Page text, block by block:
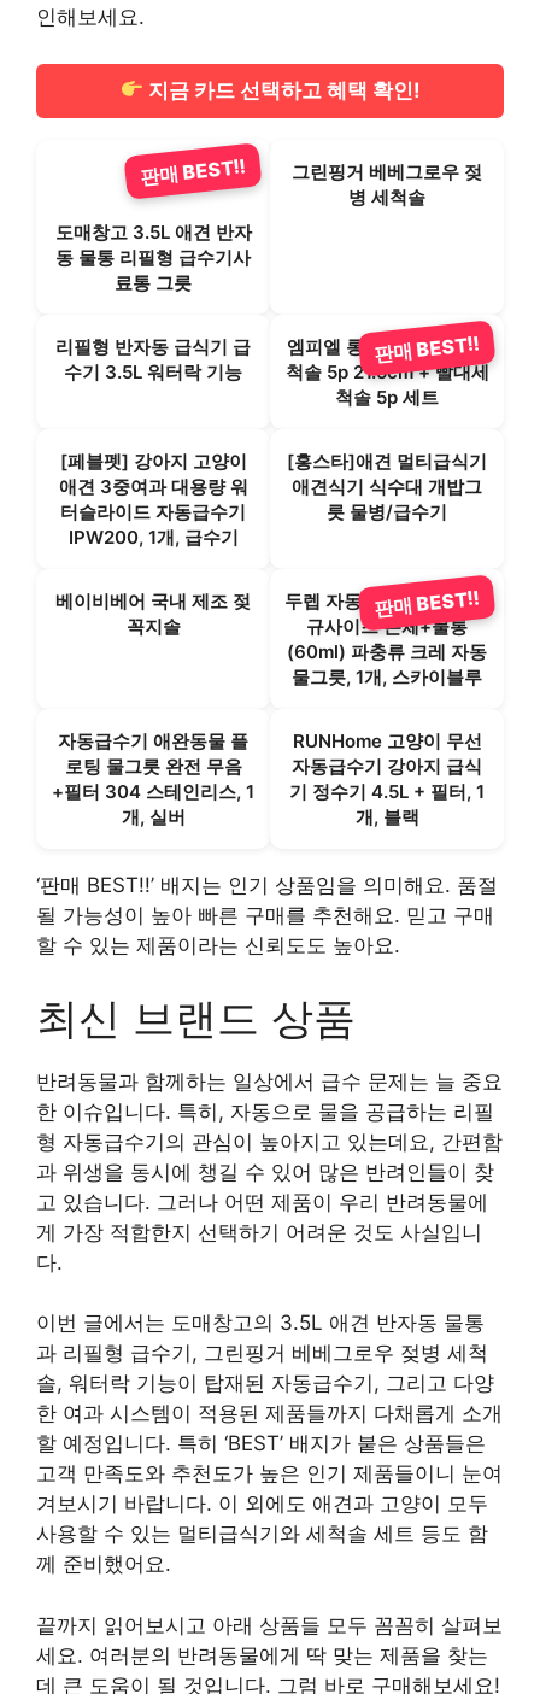
인해보세요.
지금 카드 선택하고 혜택 확인!
판매 BEST!!
도매창고 3.5L 애견 반자
동 물통 리필형 급수기사
료통 그릇
그린핑거 베베그로우 젖
병 세척솔
리필형 반자동 급식기 급
수기 3.5L 워터락 기능
엠피엘 롱 스폰지 젖병 세
척솔 5p 21.5cm + 빨대세
척솔 5p 세트
판매 BEST!!
[페블펫] 강아지 고양이
애견 3중여과 대용량 워
터슬라이드 자동급수기
IPW200, 1개, 급수기
[홍스타]애견 멀티급식기
애견식기 식수대 개밥그
릇 물병/급수기
베이비베어 국내 제조 젖
꼭지솔
두렙 자동급수기(대형) 신
규사이즈 본체+물통
(60ml) 파충류 크레 자동
물그릇, 1개, 스카이블루
판매 BEST!!
자동급수기 애완동물 플
로팅 물그릇 완전 무음
+필터 304 스테인리스, 1
개, 실버
RUNHome 고양이 무선
자동급수기 강아지 급식
기 정수기 4.5L + 필터, 1
개, 블랙
‘판매 BEST!!’ 배지는 인기 상품임을 의미해요. 품절
될 가능성이 높아 빠른 구매를 추천해요. 믿고 구매
할 수 있는 제품이라는 신뢰도도 높아요.
최신 브랜드 상품
반려동물과 함께하는 일상에서 급수 문제는 늘 중요
한 이슈입니다. 특히, 자동으로 물을 공급하는 리필
형 자동급수기의 관심이 높아지고 있는데요, 간편함
과 위생을 동시에 챙길 수 있어 많은 반려인들이 찾
고 있습니다. 그러나 어떤 제품이 우리 반려동물에
게 가장 적합한지 선택하기 어려운 것도 사실입니
다.
이번 글에서는 도매창고의 3.5L 애견 반자동 물통
과 리필형 급수기, 그린핑거 베베그로우 젖병 세척
솔, 워터락 기능이 탑재된 자동급수기, 그리고 다양
한 여과 시스템이 적용된 제품들까지 다채롭게 소개
할 예정입니다. 특히 ‘BEST’ 배지가 붙은 상품들은
고객 만족도와 추천도가 높은 인기 제품들이니 눈여
겨보시기 바랍니다. 이 외에도 애견과 고양이 모두
사용할 수 있는 멀티급식기와 세척솔 세트 등도 함
께 준비했어요.
끝까지 읽어보시고 아래 상품들 모두 꼼꼼히 살펴보
세요. 여러분의 반려동물에게 딱 맞는 제품을 찾는
데 큰 도움이 될 것입니다. 그럼 바로 구매해보세요!